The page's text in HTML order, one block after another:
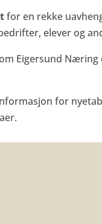
for en rekke
elever og
Eigersund
for